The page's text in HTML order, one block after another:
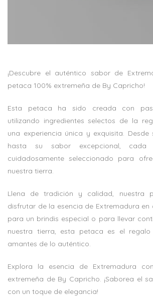
¡Descubre el auténtico sabor de
petaca 100% extremeña de By Capricho!
Esta petaca ha sido creada con
utilizando ingredientes selectos de la
una experiencia única y exquisita. Desde
hasta su sabor excepcional,
cuidadosamente seleccionado para
nuestra tierra.
Llena de tradición y calidad, nuestra
disfrutar de la esencia de Extremadura en
para un brindis especial o para llevar
nuestra tierra, esta petaca es el
amantes de lo auténtico.
Explora la esencia de Extremadura
extremeña de By Capricho. ¡Saborea el
con un toque de elegancia!